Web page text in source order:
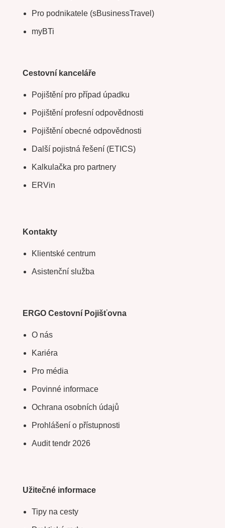
Pro podnikatele (sBusinessTravel)
myBTi
Cestovní kanceláře
Pojištění pro případ úpadku
Pojištění profesní odpovědnosti
Pojištění obecné odpovědnosti
Další pojistná řešení (ETICS)
Kalkulačka pro partnery
ERVin
Kontakty
Klientské centrum
Asistenční služba
ERGO Cestovní Pojišťovna
O nás
Kariéra
Pro média
Povinné informace
Ochrana osobních údajů
Prohlášení o přístupnosti
Audit tendr 2026
Užitečné informace
Tipy na cesty